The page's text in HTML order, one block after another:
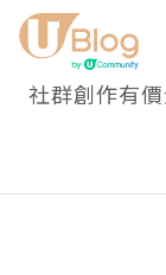
社群創作有